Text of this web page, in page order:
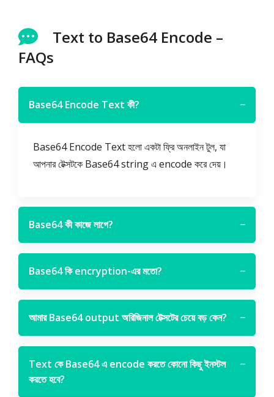
Text to Base64 Encode –
FAQs
Base64 Encode Text কী? −
Base64 Encode Text হলো একটা ফ্রি অনলাইন টুল, যা
আপনার টেক্সটকে Base64 string এ encode করে দেয়।
Base64 কী কাজে লাগে? −
Base64 কি encryption-এর মতো? −
আমার Base64 output অরিজিনাল টেক্সটের চেয়ে বড় কেন? −
Text কে Base64 এ encode করতে কোনো কিছু ইনস্টল
করতে হবে?
−